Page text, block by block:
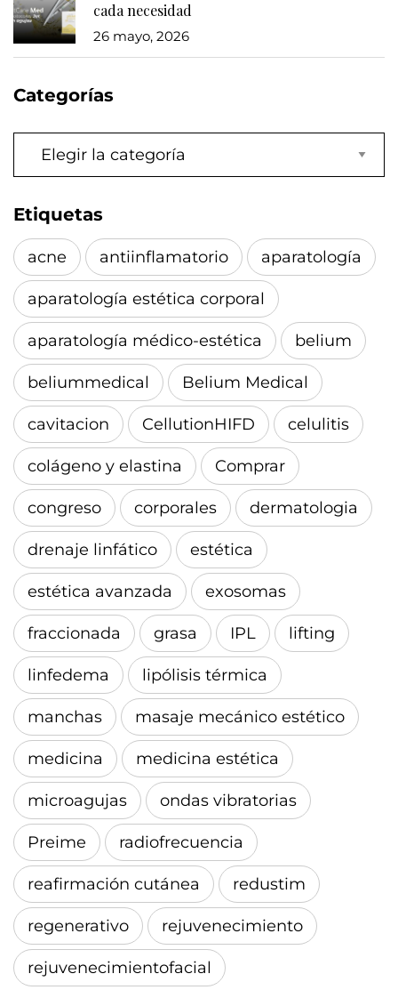
cada necesidad
26 mayo, 2026
Categorías
Categorías
Etiquetas
acne antiinflamatorio aparatología
aparatología estética corporal
aparatología médico-estética belium
beliummedical Belium Medical
cavitacion CellutionHIFD celulitis
colágeno y elastina Comprar
congreso corporales dermatologia
drenaje linfático estética
estética avanzada exosomas
fraccionada grasa IPL lifting
linfedema lipólisis térmica
manchas masaje mecánico estético
medicina medicina estética
microagujas ondas vibratorias
Preime radiofrecuencia
reafirmación cutánea redustim
regenerativo rejuvenecimiento
rejuvenecimientofacial